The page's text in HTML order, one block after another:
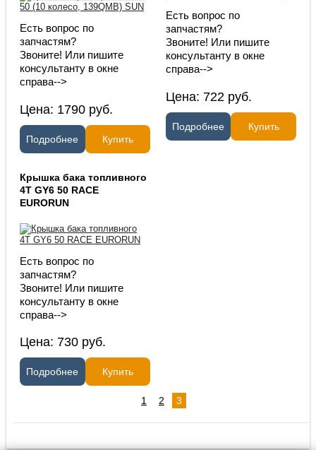
Есть вопрос по
запчастям?
Звоните! Или пишите
консультанту в окне
справа-->
Цена: 1790 руб.
Подробнее Купить
Есть вопрос по
запчастям?
Звоните! Или пишите
консультанту в окне
справа-->
Цена: 722 руб.
Подробнее Купить
Крышка бака топливного
4T GY6 50 RACE
EURORUN
Есть вопрос по
запчастям?
Звоните! Или пишите
консультанту в окне
справа-->
Цена: 730 руб.
Подробнее Купить
1 2 3